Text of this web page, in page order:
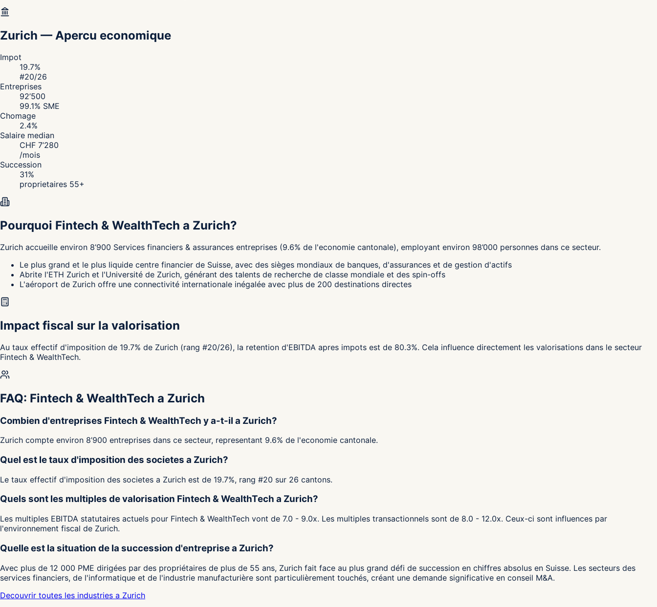
Zurich — Apercu economique
Impot
19.7%
#20/26
Entreprises
92’500
99.1% SME
Chomage
2.4%
Salaire median
CHF 7’280
/mois
Succession
31%
proprietaires 55+
Pourquoi Fintech & WealthTech a Zurich?
Zurich accueille environ 8’900 Services financiers & assurances entreprises (9.6% de l'economie cantonale), employant environ 98’000 personnes dans ce secteur.
Le plus grand et le plus liquide centre financier de Suisse, avec des sièges mondiaux de banques, d'assurances et de gestion d'actifs
Abrite l'ETH Zurich et l'Université de Zurich, générant des talents de recherche de classe mondiale et des spin-offs
L'aéroport de Zurich offre une connectivité internationale inégalée avec plus de 200 destinations directes
Impact fiscal sur la valorisation
Au taux effectif d'imposition de 19.7% de Zurich (rang #20/26), la retention d'EBITDA apres impots est de 80.3%. Cela influence directement les valorisations dans le secteur
Fintech & WealthTech.
FAQ: Fintech & WealthTech a Zurich
Combien d'entreprises Fintech & WealthTech y a-t-il a Zurich?
Zurich compte environ 8’900 entreprises dans ce secteur, representant 9.6% de l'economie cantonale.
Quel est le taux d'imposition des societes a Zurich?
Le taux effectif d'imposition des societes a Zurich est de 19.7%, rang #20 sur 26 cantons.
Quels sont les multiples de valorisation Fintech & WealthTech a Zurich?
Les multiples EBITDA statutaires actuels pour Fintech & WealthTech vont de 7.0 - 9.0x. Les multiples transactionnels sont de 8.0 - 12.0x. Ceux-ci sont influences par
l'environnement fiscal de Zurich.
Quelle est la situation de la succession d'entreprise a Zurich?
Avec plus de 12 000 PME dirigées par des propriétaires de plus de 55 ans, Zurich fait face au plus grand défi de succession en chiffres absolus en Suisse. Les secteurs des
services financiers, de l'informatique et de l'industrie manufacturière sont particulièrement touchés, créant une demande significative en conseil M&A.
Decouvrir toutes les industries a Zurich